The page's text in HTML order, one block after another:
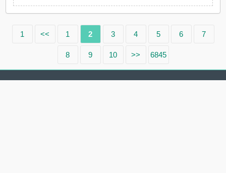
1 << 1 2 3 4 5 6 7
8 9 10 >> 6845